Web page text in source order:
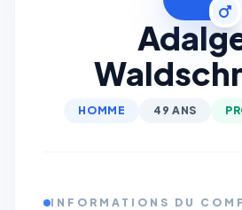
HOMME 49 ANS
INFORMATIONS DU